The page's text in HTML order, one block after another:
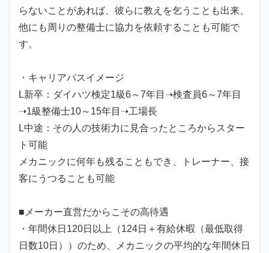
らないことがあれば、彼らに教えを乞うことも出来、
他にも周りの整備士に協力を依頼することも可能で
す。
・キャリアパスイメージ
L新卒：ダイハツ検定1級6～7年目➝検査員6～7年目
➝1級整備士10～15年目➝工場長
L中途：その人の技術力に見合ったところからスター
ト可能
メカニックに何年も残ることもでき、トレーナー、接
客にうつることも可能
■メーカー直営だからこその高待遇
・年間休日120日以上（124日＋有給休暇（最低取得
日数10日））のため、メカニックの平均的な年間休日